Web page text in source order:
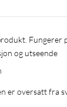
Fungerer
og utseende
er oversatt fra